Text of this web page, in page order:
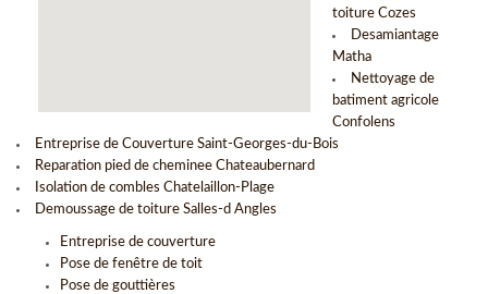
toiture Cozes
Desamiantage
Matha
Nettoyage de
batiment agricole
Confolens
Entreprise de Couverture Saint-Georges-du-Bois
Reparation pied de cheminee Chateaubernard
Isolation de combles Chatelaillon-Plage
Demoussage de toiture Salles-d Angles
Entreprise de couverture
Pose de fenêtre de toit
Pose de gouttières